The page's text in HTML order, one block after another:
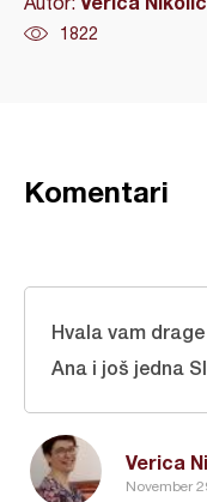
1822
Komentari
Verica
November
Hvala vam
Ana i još jedna